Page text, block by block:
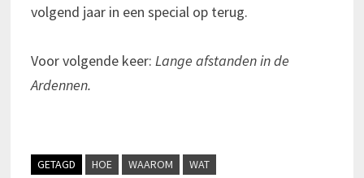
volgend jaar in een special op terug.
Voor volgende keer: Lange afstanden in de
Ardennen.
GETAGD HOE WAAROM WAT